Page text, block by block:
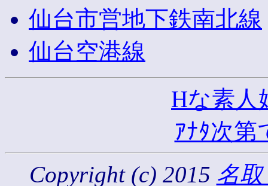
仙台市営地下鉄南北線
仙台空港線
Hな素人
ｱﾅﾀ次第
Copyright (c) 2015 名